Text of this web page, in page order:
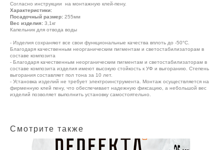
Согласно инструкции на монтажную клей-пену.
Характеристики:
Посадочный размер: 255мм
Вес изделия: 3,1кг
Капельник для отвода воды
- Изделия сохраняют все свои функциональные качества вплоть до -50°С.
Благодаря качественным неорганическим пигментам и светостабилизаторам в
составе композита
- Благодаря качественным неорганическим пигментам и светостабилизаторам в
составе композита изделия имеют высокую стойкость к УФ и выгоранию. Степень
выгорания составляет пол тона за 10 лет.
- Установка изделий не требует электроинструмента. Монтаж осуществляется на
фирменную клей пену, что обеспечивает надежную фиксацию, а небольшой вес
изделий позволяет выполнить установку самостоятельно.
Смотрите также